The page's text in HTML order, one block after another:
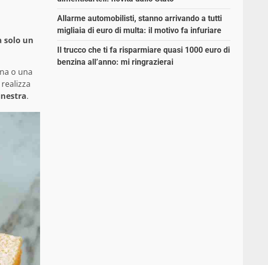
solo un
o una
.
Allarme automobilisti, stanno arrivando a tutti
migliaia di euro di multa: il motivo fa infuriare
Il trucco che ti fa risparmiare quasi 1000 euro di
benzina all’anno: mi ringrazierai